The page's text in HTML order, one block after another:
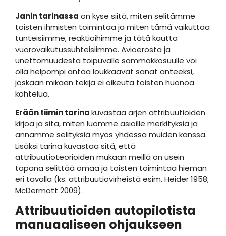
Janin tarinassa on kyse siitä, miten selitämme
toisten ihmisten toimintaa ja miten tämä vaikuttaa
tunteisiimme, reaktioihimme ja tätä kautta
vuorovaikutussuhteisiimme. Avioerosta ja
unettomuudesta toipuvalle sammakkosuulle voi
olla helpompi antaa loukkaavat sanat anteeksi,
joskaan mikään tekijä ei oikeuta toisten huonoa
kohtelua.
Erään tiimin tarinakuvastaa arjen attribuutioiden
kirjoa ja sitä, miten luomme asioille merkityksiä ja
annamme selityksiä myös yhdessä muiden kanssa.
Lisäksi tarina kuvastaa sitä, että
attribuutioteorioiden mukaan meillä on usein
tapana selittää omaa ja toisten toimintaa hieman
eri tavalla (ks. attribuutiovirheistä esim. Heider 1958;
McDermott 2009).
Attribuutioiden autopilotista
manuaaliseen ohjaukseen